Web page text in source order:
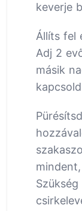
keverje
Állíts fel
Adj 2
másik